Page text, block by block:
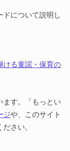
について説明し
ける童謡・保育の
ます。「もっとい
ジや、このサイト
さい。